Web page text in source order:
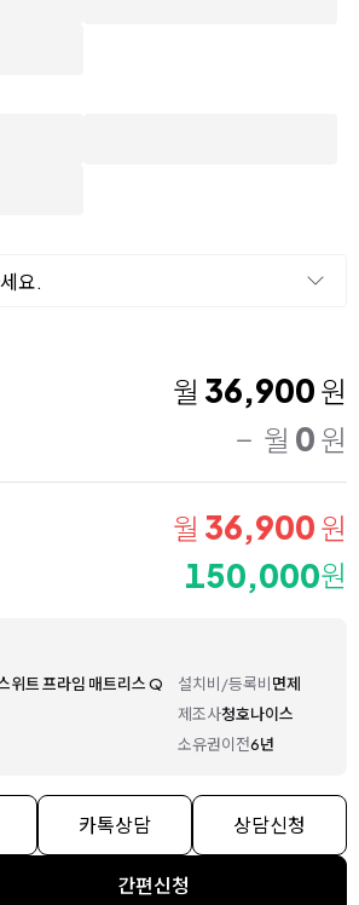
요.
월 36,900 원
월 0 원
월 36,900 원
150,000원
위트 프라임 매트리스 Q 설치비/등록비면제
제조사청호나이스
소유권이전6년
카톡상담 상담신청
간편신청